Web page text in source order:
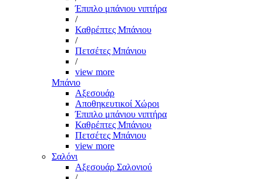
Έπιπλο μπάνιου νιπτήρα
/
Καθρέπτες Μπάνιου
/
Πετσέτες Μπάνιου
/
view more
Μπάνιο
Αξεσουάρ
Αποθηκευτικοί Χώροι
Έπιπλο μπάνιου νιπτήρα
Καθρέπτες Μπάνιου
Πετσέτες Μπάνιου
view more
Σαλόνι
Αξεσουάρ Σαλονιού